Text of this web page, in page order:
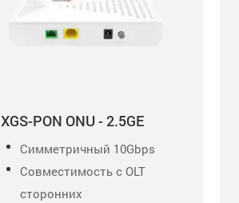
XGS-PON ONU - 2.5GE
Симметричный 10Gbps
Совместимость с OLT
сторонних